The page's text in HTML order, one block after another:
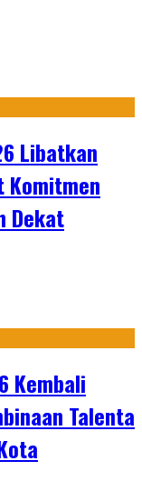
Libatkan
Komitmen
Dekat
Kembali
Talenta